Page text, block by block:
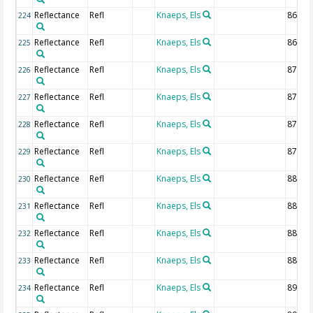
224 Reflectance Refl Knaeps, Els 865
225 Reflectance Refl Knaeps, Els 867.5
226 Reflectance Refl Knaeps, Els 870
227 Reflectance Refl Knaeps, Els 872.5
228 Reflectance Refl Knaeps, Els 875
229 Reflectance Refl Knaeps, Els 877.5
230 Reflectance Refl Knaeps, Els 880
231 Reflectance Refl Knaeps, Els 882.5
232 Reflectance Refl Knaeps, Els 885
233 Reflectance Refl Knaeps, Els 887.5
234 Reflectance Refl Knaeps, Els 890